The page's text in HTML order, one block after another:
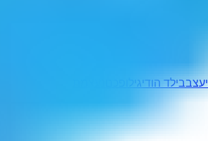
יעצבבילד הודיגילופכם